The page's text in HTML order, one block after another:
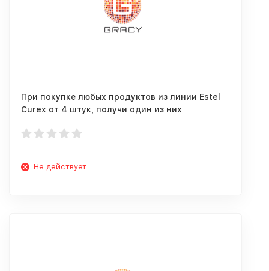
При покупке любых продуктов из линии Estel
Curex от 4 штук, получи один из них
Не действует